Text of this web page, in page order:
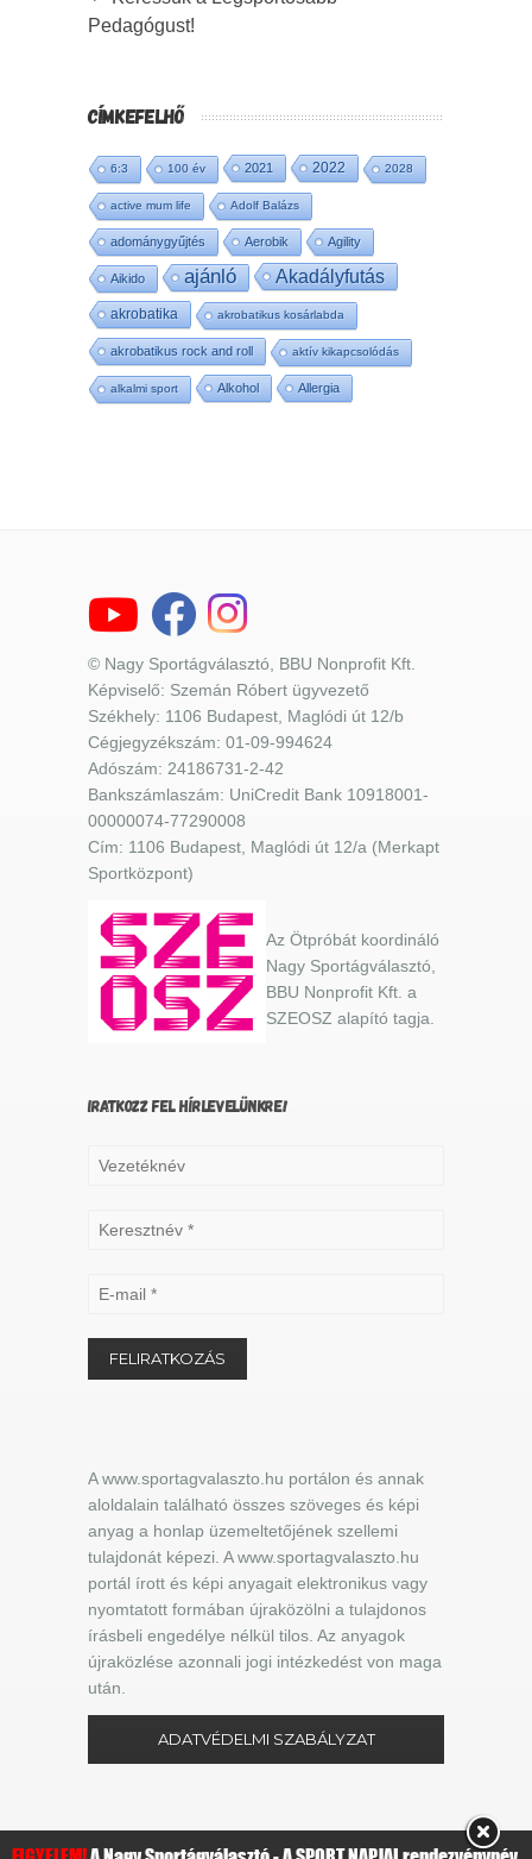
Pedagógust!
CÍMKEFELHŐ
6:3 100 év 2021 2022 2028
active mum life Adolf Balázs
adománygyűjtés Aerobik Agility
Aikido ajánló Akadályfutás
akrobatika akrobatikus kosárlabda
akrobatikus rock and roll aktív kikapcsolódás
alkalmi sport Alkohol Allergia
© Nagy Sportágválasztó, BBU Nonprofit Kft.
Képviselő: Szemán Róbert ügyvezető
Székhely: 1106 Budapest, Maglódi út 12/b
Cégjegyzékszám: 01-09-994624
Adószám: 24186731-2-42
Bankszámlaszám: UniCredit Bank 10918001-
00000074-77290008
Cím: 1106 Budapest, Maglódi út 12/a (Merkapt
Sportközpont)
Az Ötpróbát koordináló
Nagy Sportágválasztó,
BBU Nonprofit Kft. a
SZEOSZ alapító tagja.
IRATKOZZ FEL HÍRLEVELÜNKRE!
A www.sportagvalaszto.hu portálon és annak
aloldalain található összes szöveges és képi
anyag a honlap üzemeltetőjének szellemi
tulajdonát képezi. A www.sportagvalaszto.hu
portál írott és képi anyagait elektronikus vagy
nyomtatott formában újraközölni a tulajdonos
írásbeli engedélye nélkül tilos. Az anyagok
újraközlése azonnali jogi intézkedést von maga
után.
ADATVÉDELMI SZABÁLYZAT